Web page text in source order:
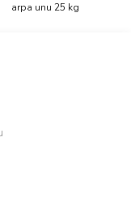
ve diğer
arpa unu 25 kg